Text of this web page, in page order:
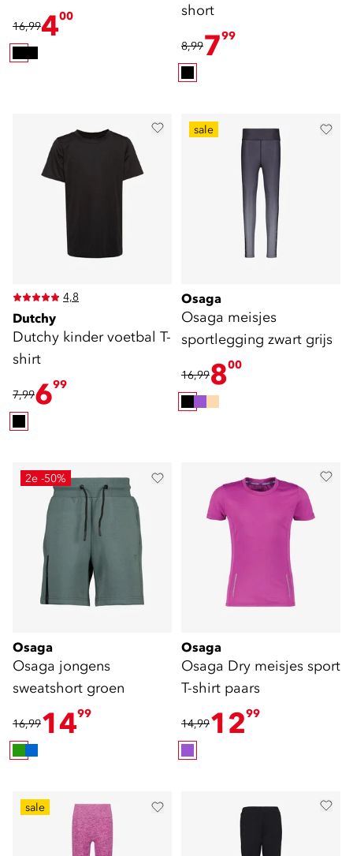
16,99400
short
8,99799
4,8
Dutchy
Dutchy kinder voetbal T-
shirt
7,99699
sale
Osaga
Osaga meisjes
sportlegging zwart grijs
16,99800
2e -50%
Osaga
Osaga jongens
sweatshort groen
16,991499
Osaga
Osaga Dry meisjes sport
T-shirt paars
14,991299
sale